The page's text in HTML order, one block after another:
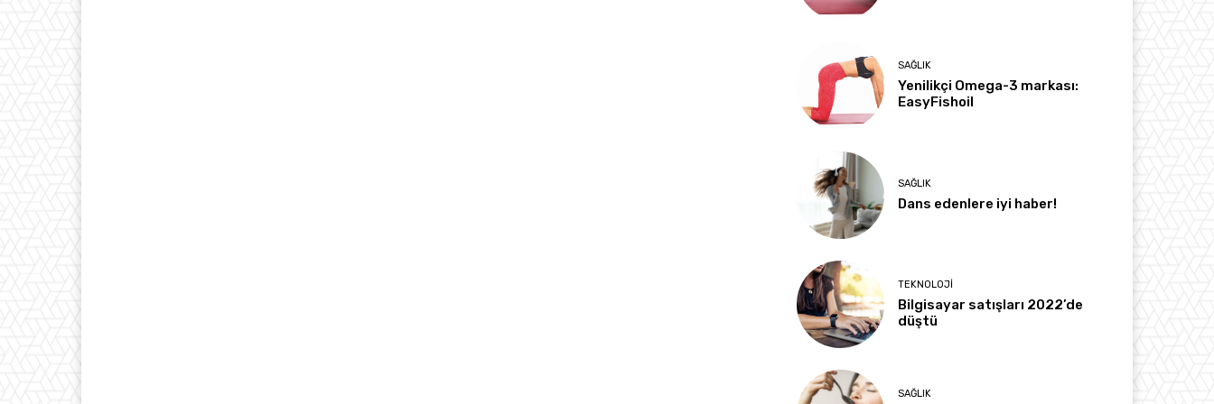
SAĞLIK
Yenilikçi Omega-3 markası:
EasyFishoil
SAĞLIK
Dans edenlere iyi haber!
TEKNOLOJI
Bilgisayar satışları 2022’de
düştü
SAĞLIK